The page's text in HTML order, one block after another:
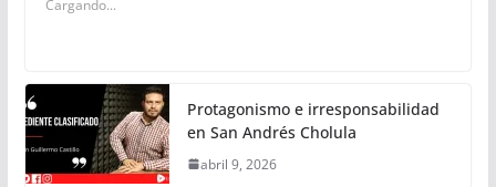
Cargando...
Protagonismo e irresponsabilidad
en San Andrés Cholula
abril 9, 2026